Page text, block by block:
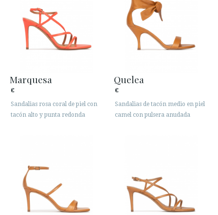
Marquesa
€
Sandalias rosa coral de piel con
tacón alto y punta redonda
Quelea
€
Sandalias de tacón medio en piel
camel con pulsera anudada